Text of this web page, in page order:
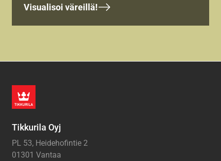
Visualisoi väreillä!
Tikkurila Oyj
PL 53, Heidehofintie 2
01301 Vantaa